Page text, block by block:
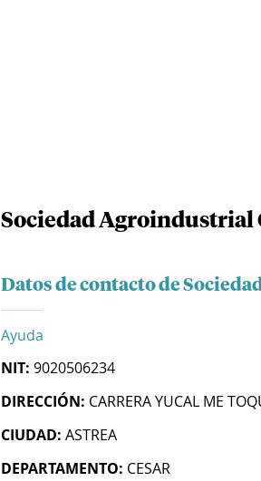
Sociedad Agroindustrial
Datos de contacto de
Ayuda
NIT: 9020506234
DIRECCIÓN: CARRERA YUCAL ME
CIUDAD: ASTREA
DEPARTAMENTO: CESAR